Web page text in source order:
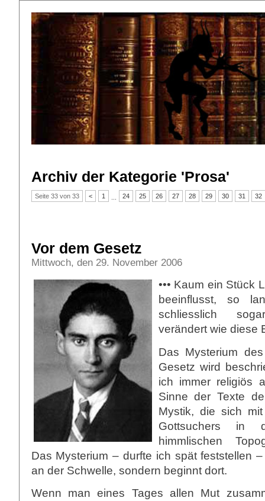
Archiv der Kategorie 'Prosa'
Seite 33 von 33 < 1 24 25 26 27 28 29 30 31 32
Vor dem Gesetz
Mittwoch, den 29. November 2006
••• Kaum ein Stück
beeinflusst, so
schliesslich
verändert wie diese
Das Mysterium
Gesetz wird
ich immer religiös
Sinne der Texte
Mystik, die sich
Gottsuchers in
himmlischen
Das Mysterium – durfte ich spät feststellen
an der Schwelle, sondern beginnt dort.
Wenn man eines Tages allen Mut